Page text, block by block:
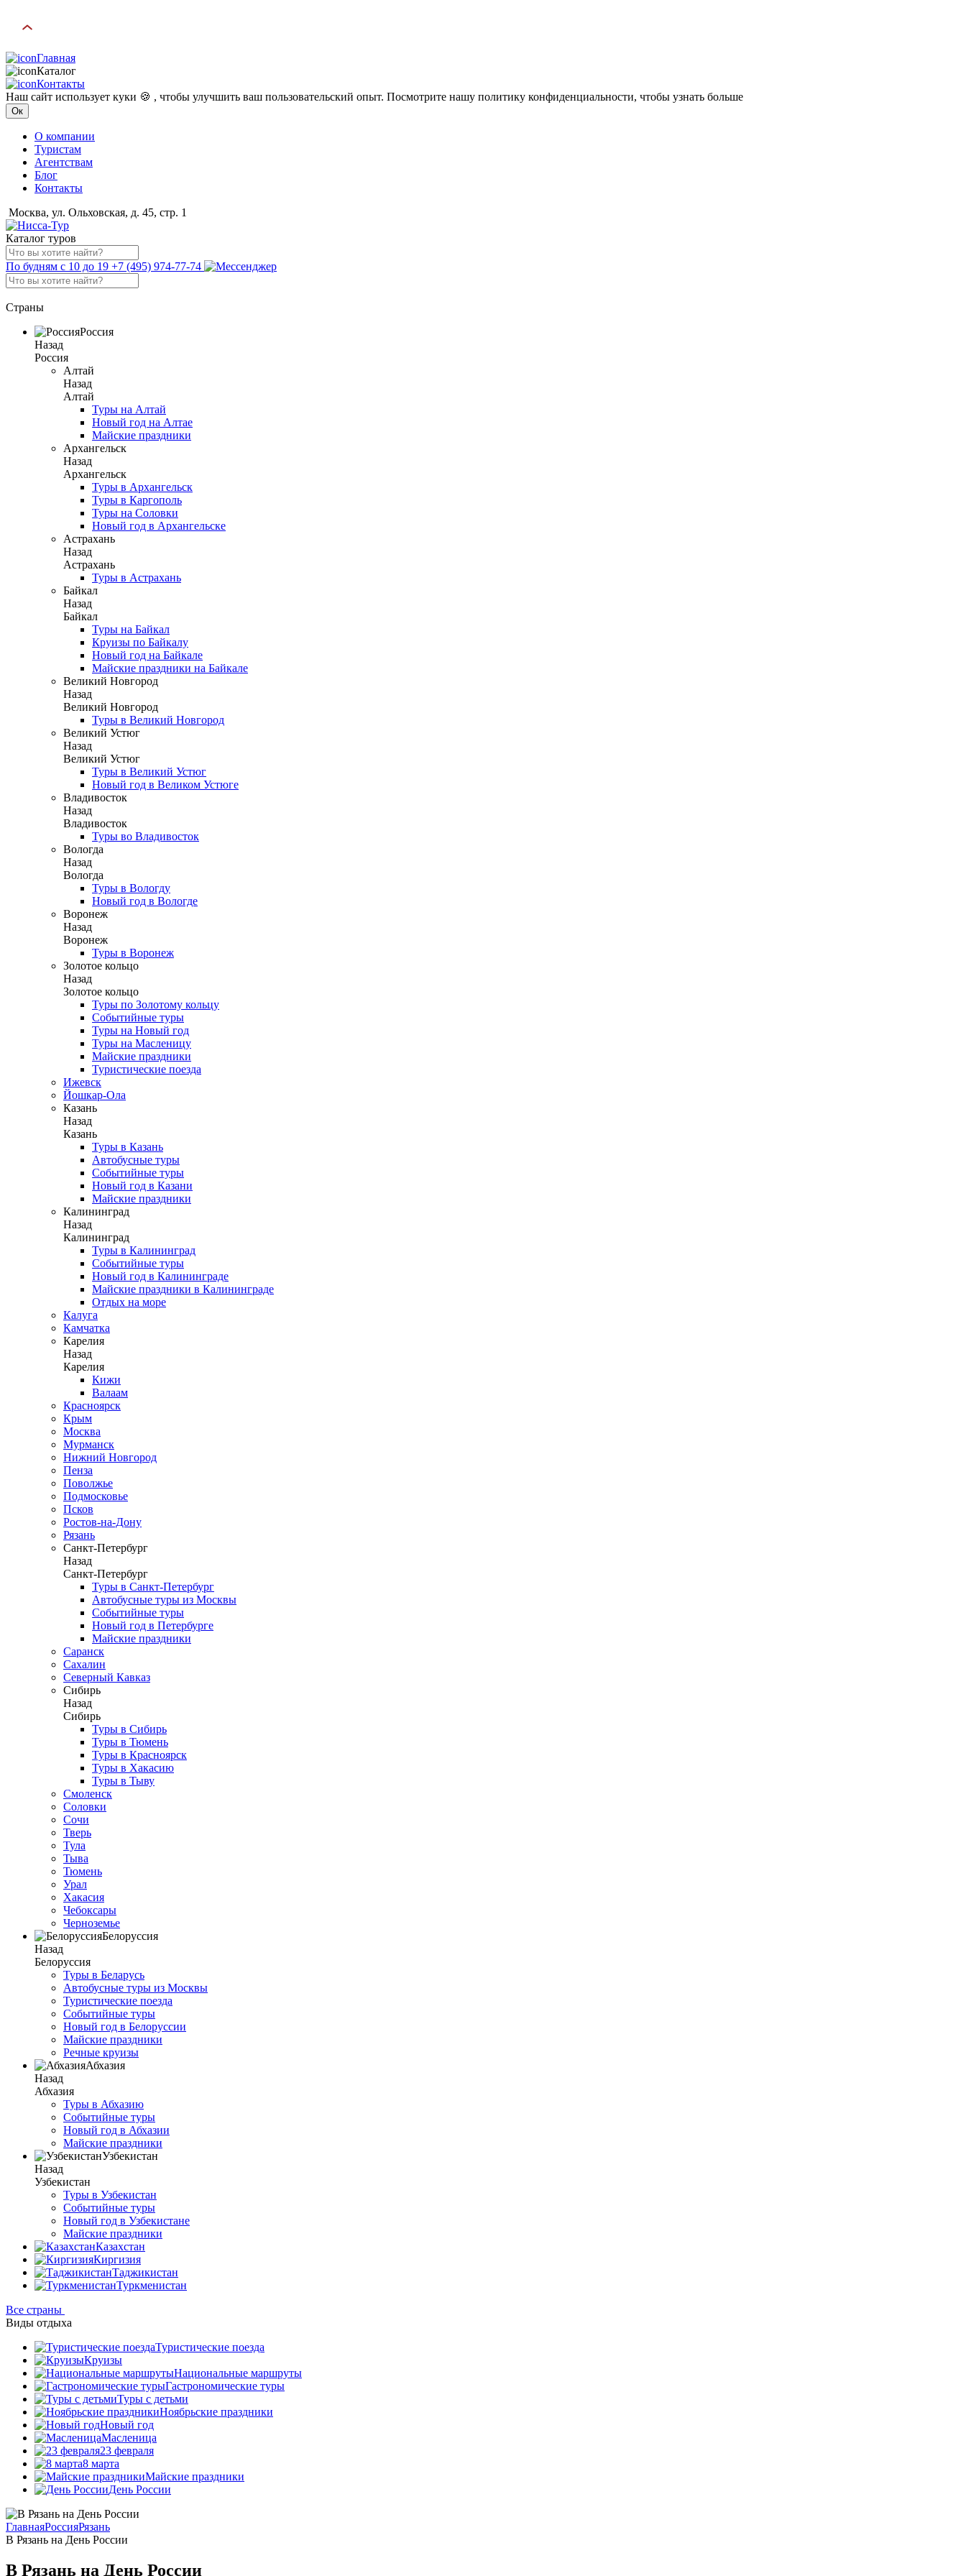
Главная
Каталог
Контакты
Наш сайт использует куки 🍪 , чтобы улучшить ваш пользовательский опыт. Посмотрите нашу политику конфиденциальности, чтобы узнать больше
Ок
О компании
Туристам
Агентствам
Блог
Контакты
Москва, ул. Ольховская, д. 45, стр. 1
Каталог туров
По будням с 10 до 19 +7 (495) 974-77-74
Страны
Россия
Назад
Россия
Алтай
Назад
Алтай
Туры на Алтай
Новый год на Алтае
Майские праздники
Архангельск
Назад
Архангельск
Туры в Архангельск
Туры в Каргополь
Туры на Соловки
Новый год в Архангельске
Астрахань
Назад
Астрахань
Туры в Астрахань
Байкал
Назад
Байкал
Туры на Байкал
Круизы по Байкалу
Новый год на Байкале
Майские праздники на Байкале
Великий Новгород
Назад
Великий Новгород
Туры в Великий Новгород
Великий Устюг
Назад
Великий Устюг
Туры в Великий Устюг
Новый год в Великом Устюге
Владивосток
Назад
Владивосток
Туры во Владивосток
Вологда
Назад
Вологда
Туры в Вологду
Новый год в Вологде
Воронеж
Назад
Воронеж
Туры в Воронеж
Золотое кольцо
Назад
Золотое кольцо
Туры по Золотому кольцу
Событийные туры
Туры на Новый год
Туры на Масленицу
Майские праздники
Туристические поезда
Ижевск
Йошкар-Ола
Казань
Назад
Казань
Туры в Казань
Автобусные туры
Событийные туры
Новый год в Казани
Майские праздники
Калининград
Назад
Калининград
Туры в Калининград
Событийные туры
Новый год в Калининграде
Майские праздники в Калининграде
Отдых на море
Калуга
Камчатка
Карелия
Назад
Карелия
Кижи
Валаам
Красноярск
Крым
Москва
Мурманск
Нижний Новгород
Пенза
Поволжье
Подмосковье
Псков
Ростов-на-Дону
Рязань
Санкт-Петербург
Назад
Санкт-Петербург
Туры в Санкт-Петербург
Автобусные туры из Москвы
Событийные туры
Новый год в Петербурге
Майские праздники
Саранск
Сахалин
Северный Кавказ
Сибирь
Назад
Сибирь
Туры в Сибирь
Туры в Тюмень
Туры в Красноярск
Туры в Хакасию
Туры в Тыву
Смоленск
Соловки
Сочи
Тверь
Тула
Тыва
Тюмень
Урал
Хакасия
Чебоксары
Черноземье
Белоруссия
Назад
Белоруссия
Туры в Беларусь
Автобусные туры из Москвы
Туристические поезда
Событийные туры
Новый год в Белоруссии
Майские праздники
Речные круизы
Абхазия
Назад
Абхазия
Туры в Абхазию
Событийные туры
Новый год в Абхазии
Майские праздники
Узбекистан
Назад
Узбекистан
Туры в Узбекистан
Событийные туры
Новый год в Узбекистане
Майские праздники
Казахстан
Киргизия
Таджикистан
Туркменистан
Все страны
Виды отдыха
Туристические поезда
Круизы
Национальные маршруты
Гастрономические туры
Туры с детьми
Ноябрьские праздники
Новый год
Масленица
23 февраля
8 марта
Майские праздники
День России
ГлавнаяРоссияРязань
В Рязань на День России
В Рязань на День России